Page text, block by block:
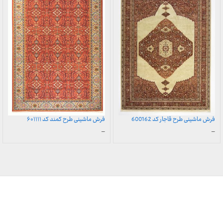
فرش ماشینی طرح قاجار کد 600162
–محدوده
فرش ماشینی طرح کمند کد ۶۰۱۱۱۱
–محدوده